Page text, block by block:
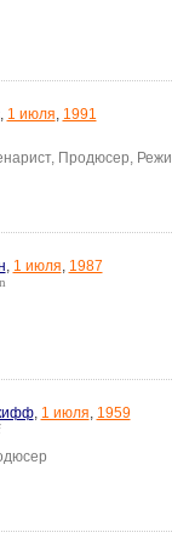
, 1 июля, 1991
Продюсер,
, 1 июля, 1987
, 1 июля, 1959